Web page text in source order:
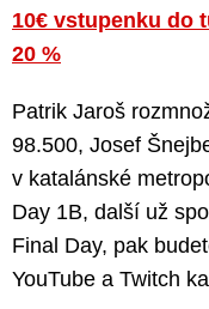
10€ vstupenku do
20 %
Patrik Jaroš
98.500, Josef
v katalánské
Day 1B, další už
Final Day, pak
YouTube a Twitch